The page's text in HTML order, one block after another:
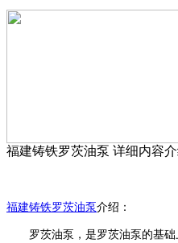
福建铸铁罗茨油泵 详细内容介
福建铸铁罗茨油泵介绍 ：
罗茨油泵 ，是罗茨油泵 的基